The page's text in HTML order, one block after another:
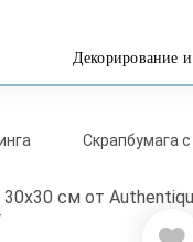
Декорирование
Скрапбумага